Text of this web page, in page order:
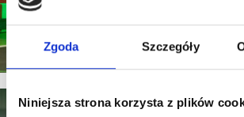
Zgoda Szczegóły
Niniejsza strona korzysta z plików